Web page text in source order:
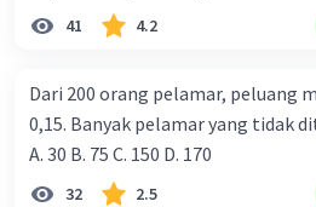
41 4.2
Dari 200 orang pelamar, peluang
0,15. Banyak pelamar yang tidak
A. 30 B. 75 C. 150 D. 170
32 2.5